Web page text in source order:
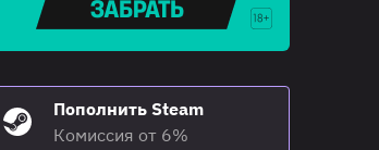
Пополнить Steam
Комиссия от 6%